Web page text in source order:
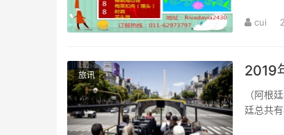
cui
旅讯 2019
（阿根廷华人网9月11日讯
廷总共